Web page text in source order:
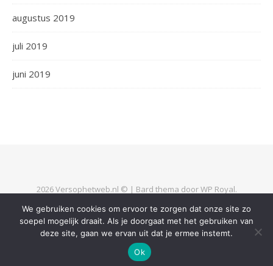
augustus 2019
juli 2019
juni 2019
2026 Versophetweb.nl © | Bard thema doorWP Royal.
TERUG NAAR BOVEN
We gebruiken cookies om ervoor te zorgen dat onze site zo
soepel mogelijk draait. Als je doorgaat met het gebruiken van
deze site, gaan we ervan uit dat je ermee instemt.
Ok